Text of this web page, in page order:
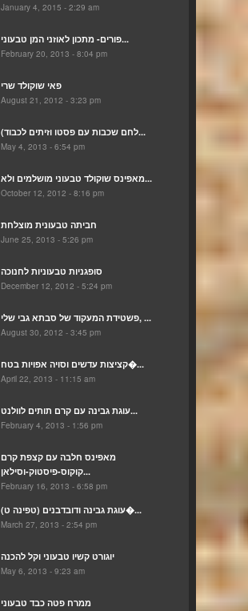
January 4, 2015 - 2:29 am
פורים- מתכון לאוזני המן טבעוני...
February 20, 2013 - 8:04 pm
פאי שוקולד שרי
August 21, 2012 - 3:23 pm
(לחם שכבות עם פסטו וזיתים לכבוד...
May 4, 2013 - 6:54 pm
מאפינס שוקולד טבעוני מושלמים ולא...
October 12, 2012 - 8:16 pm
חביתה טבעונית מוצלחת
June 25, 2013 - 5:26 pm
סופגניות טבעוניות לחנוכה
December 12, 2012 - 5:24 pm
פשטידת המעקוד של סבתא גבי שלי, ...
August 30, 2012 - 3:45 pm
קציצות עדשים וסויה אפויות בטח�...
April 22, 2013 - 11:15 am
עוגת גבינה עם קרם תותים לוולנט...
February 4, 2013 - 1:56 pm
מאפינס חלבה עם קצפת קרם
קוקוס-פיסטוק-וסילאן...
February 16, 2013 - 6:58 pm
(עוגת גבינה ודובדבנים (טפינה ט�...
March 27, 2013 - 2:54 pm
יוגורט קשיו טבעוני וקל להכנה
May 6, 2013 - 9:23 am
ממרח פטה כבד טבעוני